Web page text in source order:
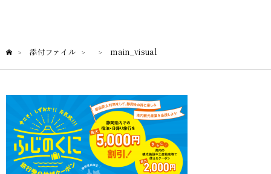
> 添付ファイル > > main_visual